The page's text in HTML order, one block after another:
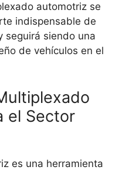
automotriz se
indispensable de
seguirá siendo una
de vehículos en el
el Sector
es una herramienta